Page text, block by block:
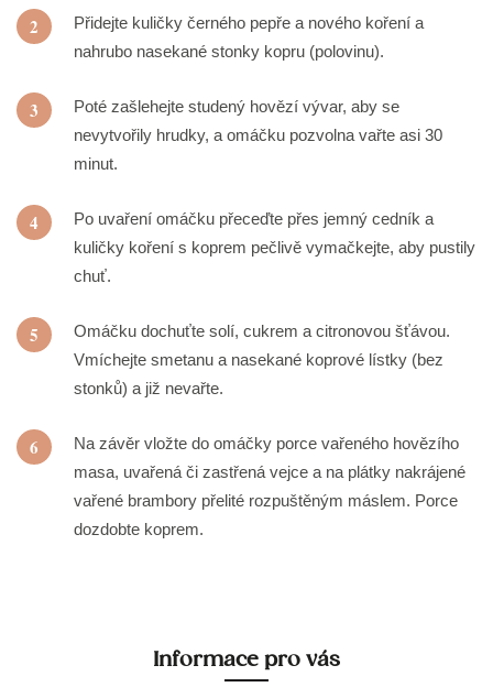
2
Přidejte kuličky černého pepře a nového koření a
nahrubo nasekané stonky kopru (polovinu).
3
Poté zašlehejte studený hovězí vývar, aby se
nevytvořily hrudky, a omáčku pozvolna vařte asi 30
minut.
4
Po uvaření omáčku přeceďte přes jemný cedník a
kuličky koření s koprem pečlivě vymačkejte, aby pustily
chuť.
5
Omáčku dochuťte solí, cukrem a citronovou šťávou.
Vmíchejte smetanu a nasekané koprové lístky (bez
stonků) a již nevařte.
6
Na závěr vložte do omáčky porce vařeného hovězího
masa, uvařená či zastřená vejce a na plátky nakrájené
vařené brambory přelité rozpuštěným máslem. Porce
dozdobte koprem.
Informace pro vás